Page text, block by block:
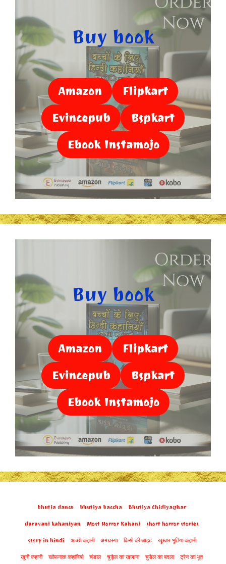
Buy book
Amazon
Flipkart
Evincepub
Bspkart
Ebook Instamojo
Buy book
Amazon
Flipkart
Evincepub
Bspkart
Ebook Instamojo
bhutia dance bhutiya baccha Bhutiya Chidiyaghar
daravani kahaniyan Most Horror Kahani short horror stories
story in hindi अच्छी कहानी अमावस्या किसी की आहट खूंखार भूतिया कहानी
खूनी कहानी खौफनाक कहानियां चंडाल चुड़ैल का खजाना चुडैल का बदला ट्रेन का भूत